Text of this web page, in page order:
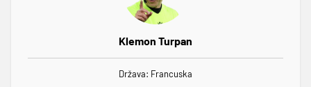
Klemon Turpan
Država: Francuska